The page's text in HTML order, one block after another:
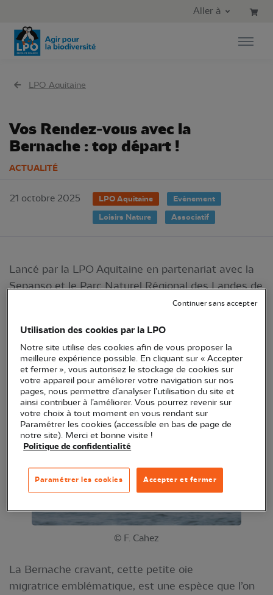
Aller au menu principal
Aller à
LPO Aquitaine
Vos Rendez-vous avec la
Bernache : top départ !
ACTUALITÉ
21 octobre 2025 LPO Aquitaine
Evénement
Loisirs Nature
Associatif
Lancé par la LPO Aquitaine en partenariat avec la
Sepanso et le Parc Naturel Régional des Landes de
Gascogne, cet événement a pour objectif de faire
migratrice nichant en Sibérie.
Sorties nature, conférences, accueils naturalistes...
Du 23 octobre au 19 décembre, retrouvez les
oiseaux hivernants du Bassin d’Arcachon !
© F. Cahez
La Bernache cravant, cette petite oie
migratrice emblématique, est une espèce que l’on
Utilisation des cookies par la LPO
Notre site utilise des cookies afin de vous proposer la
meilleure expérience possible. En cliquant sur « Accepter
et fermer », vous autorisez le stockage de cookies sur
votre appareil pour améliorer votre navigation sur nos
pages, nous permettre d’analyser l’utilisation du site et
ainsi contribuer à l’améliorer. Vous pourrez revenir sur
votre choix à tout moment en vous rendant sur
Paramétrer les cookies (accessible en bas de page de
notre site). Merci et bonne visite !
Politique de confidentialité
Accepter et fermer
Paramétrer les cookies
Continuer sans accepter